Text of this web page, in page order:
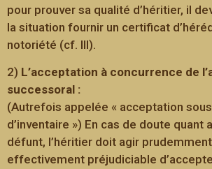
pour prouver sa qualité d’héritier, il
la situation fournir un certificat
notoriété (cf. III).
2) L’acceptation à concurrence de
successoral :
(Autrefois appelée « acceptation
d’inventaire ») En cas de doute quant
défunt, l’héritier doit agir
effectivement préjudiciable